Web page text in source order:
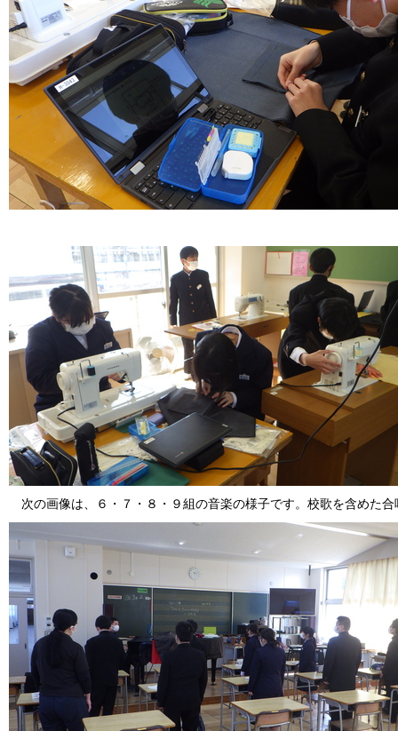
次の画像は、６・７・８・９組の音楽の様子です。校歌を含めた